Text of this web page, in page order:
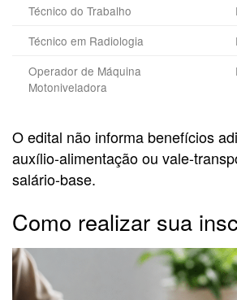
Técnico do Trabalho
Técnico em Radiologia
Operador de Máquina
Motoniveladora
O edital não informa benefícios
auxílio-alimentação ou vale-
salário-base.
Como realizar sua